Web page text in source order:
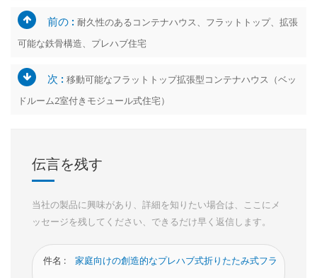
前の : 耐久性のあるコンテナハウス、フラットトップ、拡張
可能な鉄骨構造、プレハブ住宅
次 : 移動可能なフラットトップ拡張型コンテナハウス（ベッ
ドルーム2室付きモジュール式住宅）
伝言を残す
当社の製品に興味があり、詳細を知りたい場合は、ここにメ
ッセージを残してください、できるだけ早く返信します。
件名 :
家庭向けの創造的なプレハブ式折りたたみ式フラ